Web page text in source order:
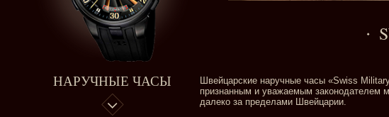
НАРУЧНЫЕ ЧАСЫ
Швейцарские наручные часы «Swiss
признанным и уважаемым законодателем
далеко за пределами Швейцарии.